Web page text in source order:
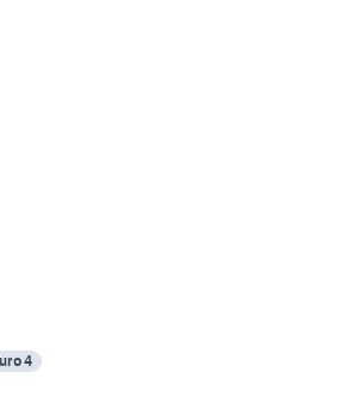
4